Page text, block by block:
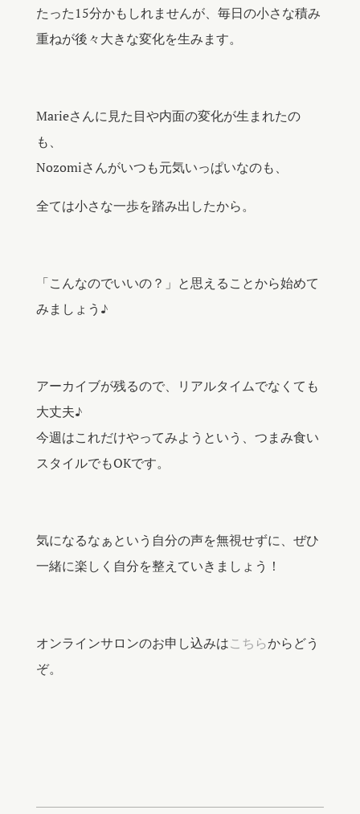
たった15分かもしれませんが、毎日の小さな積み
重ねが後々大きな変化を生みます。
Marieさんに見た目や内面の変化が生まれたの
も、
Nozomiさんがいつも元気いっぱいなのも、
全ては小さな一歩を踏み出したから。
「こんなのでいいの？」と思えることから始めて
みましょう♪
アーカイブが残るので、リアルタイムでなくても
大丈夫♪
今週はこれだけやってみようという、つまみ食い
スタイルでもOKです。
気になるなぁという自分の声を無視せずに、ぜひ
一緒に楽しく自分を整えていきましょう！
オンラインサロンのお申し込みはこちらからどう
ぞ。